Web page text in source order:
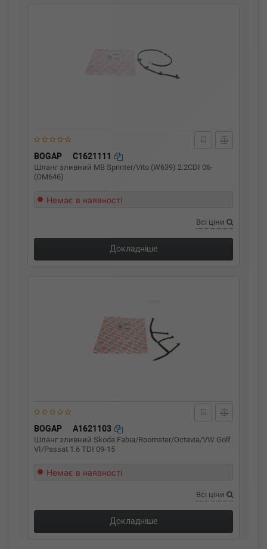
BOGAP C1621111
Шланг зливний MB Sprinter/Vito (W639) 2.2CDI 06-
(OM646)
Немає в наявності
Всі ціни
Докладніше
BOGAP A1621103
Шланг зливний Skoda Fabia/Roomster/Octavia/VW Golf
VI/Passat 1.6 TDI 09-15
Немає в наявності
Всі ціни
Докладніше